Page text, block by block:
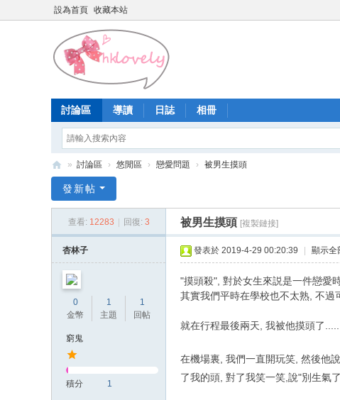
設為首頁 收藏本站
討論區 導讀 日誌 相冊
港
» 討論區 › 悠閒區 › 戀愛問題 › 被男生摸頭
發新帖
查看: 12283 回復: 3 被男生摸頭 [複製鏈接]
杏林子
0
金幣
1
主題
1
回帖
窮鬼
積分 1
發表於 2019-4-29 00:20:39 顯示全
"摸頭殺", 對於女生來説是一件戀愛
其實我們平時在學校也不太熟, 不過
就在行程最後兩天, 我被他摸頭了.....
在機場裏, 我們一直開玩笑, 然後他
了我的頭, 對了我笑一笑,說"別生氣